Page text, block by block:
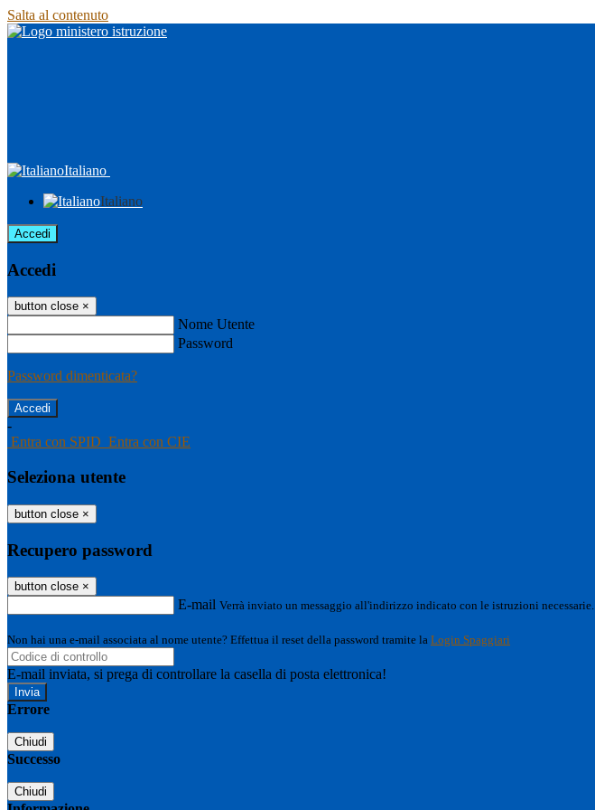
Salta al contenuto
Italiano
Italiano
Accedi
Accedi
button close ×
Nome Utente
Password
Password dimenticata?
-
Entra con SPID Entra con CIE
Seleziona utente
button close ×
Recupero password
button close ×
E-mail Verrà inviato un messaggio all'indirizzo indicato con le istruzioni necessarie.
Non hai una e-mail associata al nome utente? Effettua il reset della password tramite la Login Spaggiari
E-mail inviata, si prega di controllare la casella di posta elettronica!
Errore
Chiudi
Successo
Chiudi